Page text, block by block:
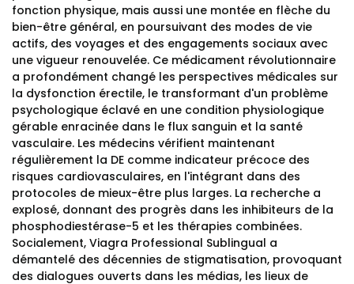
fonction physique, mais aussi une montée en flèche du
bien-être général, en poursuivant des modes de vie
actifs, des voyages et des engagements sociaux avec
une vigueur renouvelée. Ce médicament révolutionnaire
a profondément changé les perspectives médicales sur
la dysfonction érectile, le transformant d'un problème
psychologique éclavé en une condition physiologique
gérable enracinée dans le flux sanguin et la santé
vasculaire. Les médecins vérifient maintenant
régulièrement la DE comme indicateur précoce des
risques cardiovasculaires, en l'intégrant dans des
protocoles de mieux-être plus larges. La recherche a
explosé, donnant des progrès dans les inhibiteurs de la
phosphodiestérase-5 et les thérapies combinées.
Socialement, Viagra Professional Sublingual a
démantelé des décennies de stigmatisation, provoquant
des dialogues ouverts dans les médias, les lieux de